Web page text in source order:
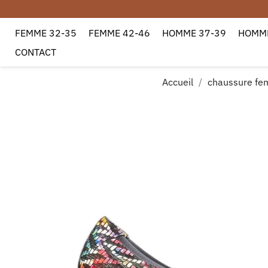
Toute commande passée
FEMME 32-35 FEMME 42-46 HOMME 37-39
CONTACT
Accueil chaussure